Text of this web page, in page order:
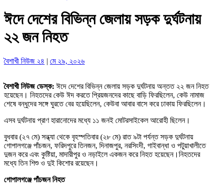
ঈদে দেশের বিভিন্ন জেলায় সড়ক দুর্ঘটনায়
২২ জন নিহত
বৈশাখী নিউজ ২৪ | মে ২৯, ২০২৬
বৈশাখী নিউজ ডেস্ক: ঈদে দেশের বিভিন্ন জেলায় সড়ক দুর্ঘটনায় অন্তত ২২ জন নিহত
হয়েছেন। নিহতদের কেউ ঈদ করতে প্রিয়জনদের কাছে বাড়ি ফিরছিলেন, কেউ নামাজ
শেষে বন্ধুদের সঙ্গে ঘুরতে বের হয়েছিলেন, কেউবা আবার বাসে করে ঢাকায় ফিরছিলেন।
এসব দুর্ঘটনায় প্রাণ হারানোদের মধ্যে ১১ জনই মোটরসাইকেল আরোহী ছিলেন।
বুধবার (২৭ মে) সন্ধ্যা থেকে বৃহস্পতিবার (২৮ মে) রাত ৯টা পর্যন্ত সড়ক দুর্ঘটনায়
গোপালগঞ্জে পাঁচজন, ফরিদপুরে তিনজন, দিনাজপুর, নরসিংদী, গাইবান্ধা ও পটুয়াখালীতে
দুজন করে এবং কুষ্টিয়া, মাদারীপুর ও নড়াইলে একজন করে নিহত হয়েছেন।নিহতদের
মধ্যে তিন শিশু ও দুই কিশোর রয়েছেন।
গোপালগঞ্জে পাঁচজন নিহত